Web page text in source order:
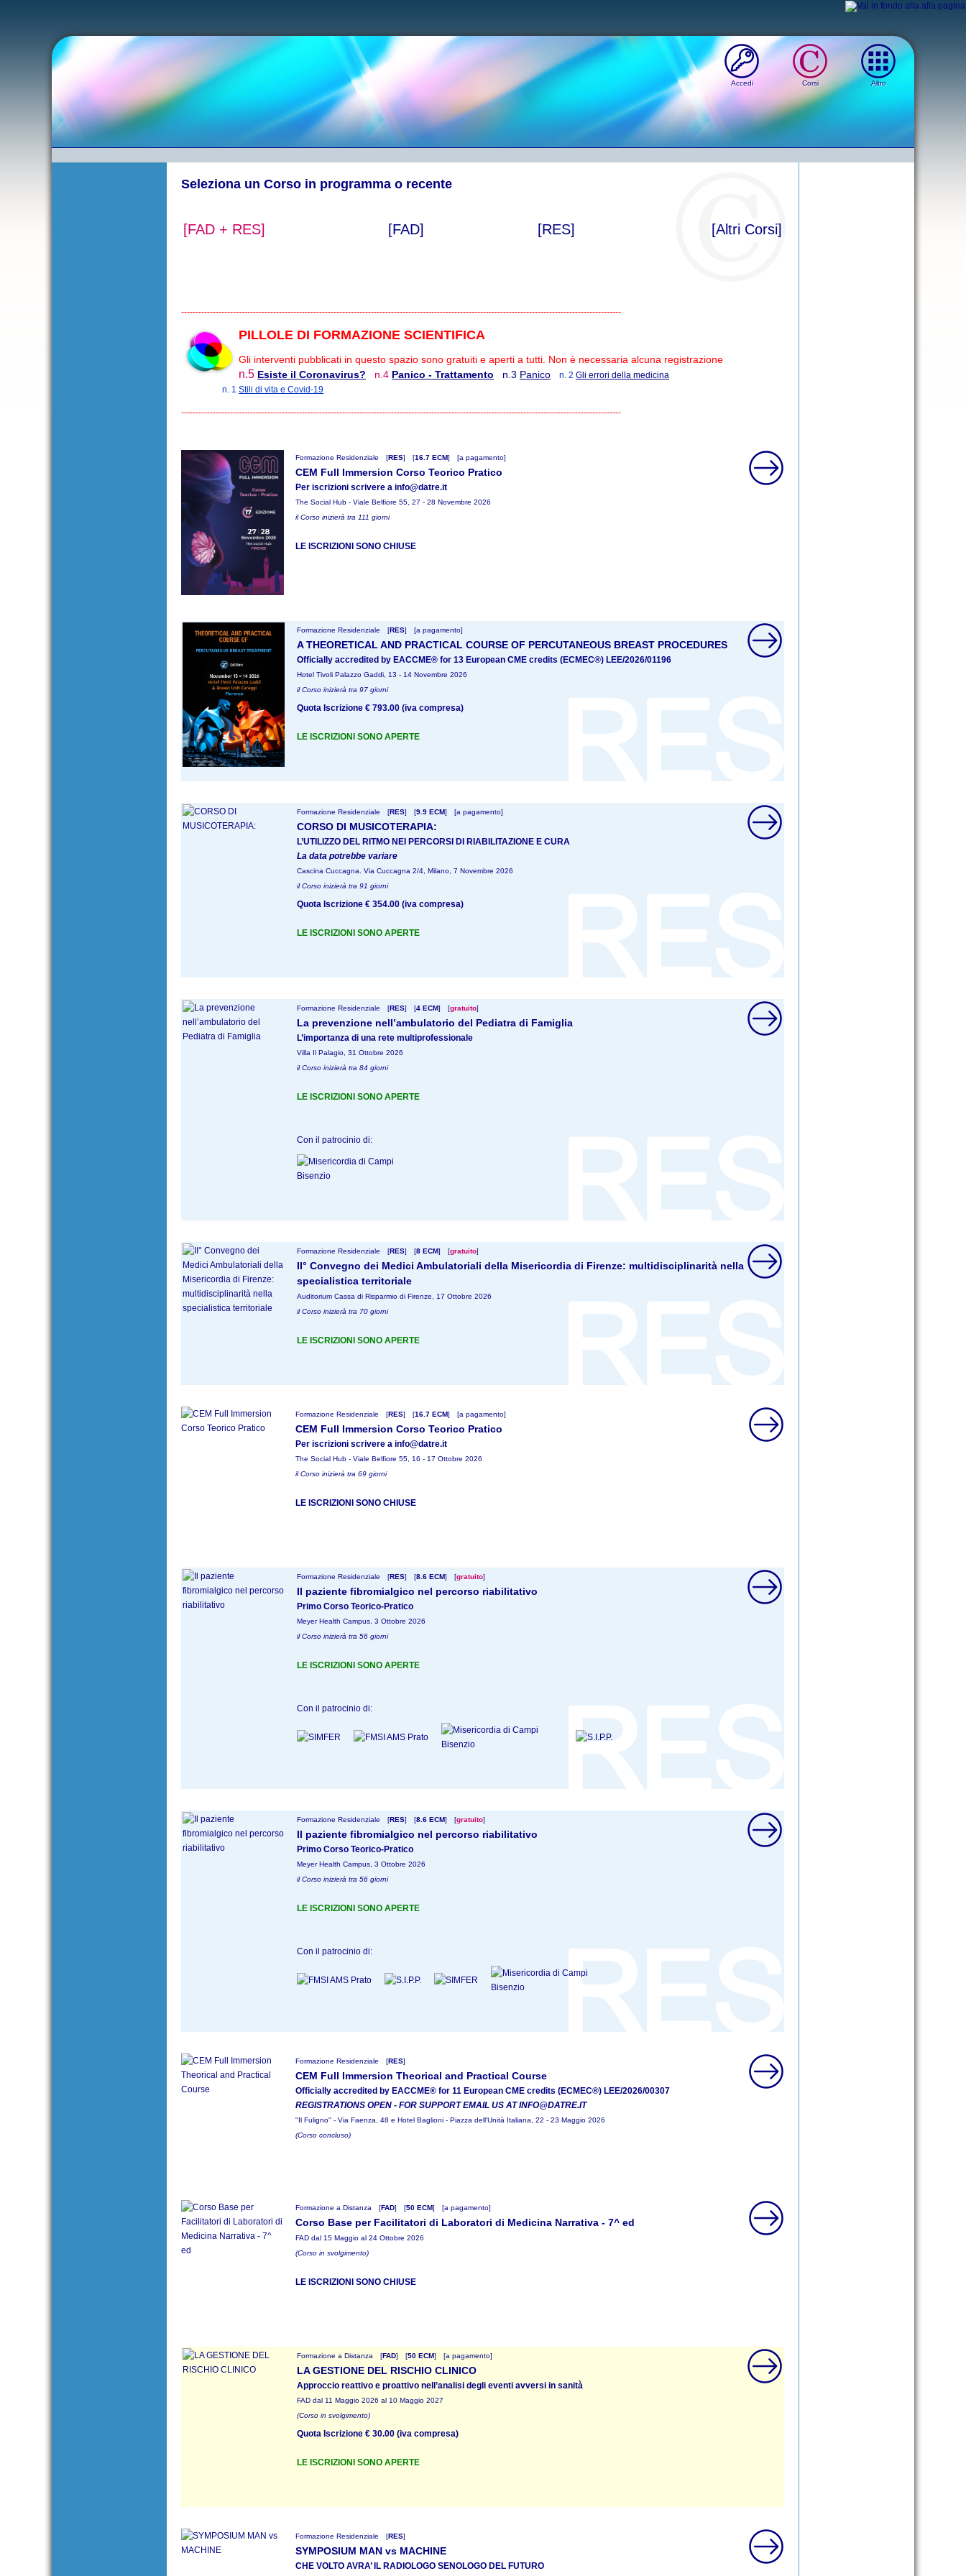
Accedi Corsi Altro
Seleziona un Corso in programma o recente
[FAD + RES] [FAD] [RES] [Altri Corsi]
---------------------------------------------------------------------------------------------------------------------------------------------------------
PILLOLE DI FORMAZIONE SCIENTIFICA
Gli interventi pubblicati in questo spazio sono gratuiti e aperti a tutti. Non è necessaria alcuna registrazione
n.5 Esiste il Coronavirus? n.4 Panico - Trattamento n.3 Panico n. 2 Gli errori della medicina
n. 1 Stili di vita e Covid-19
---------------------------------------------------------------------------------------------------------------------------------------------------------
Formazione Residenziale [RES] [16.7 ECM] [a pagamento]
CEM Full Immersion Corso Teorico Pratico
Per iscrizioni scrivere a info@datre.it
The Social Hub - Viale Belfiore 55, 27 - 28 Novembre 2026
il Corso inizierà tra 111 giorni
LE ISCRIZIONI SONO CHIUSE
Formazione Residenziale [RES] [a pagamento]
A THEORETICAL AND PRACTICAL COURSE OF PERCUTANEOUS BREAST PROCEDURES
Officially accredited by EACCME® for 13 European CME credits (ECMEC®) LEE/2026/01196
Hotel Tivoli Palazzo Gaddi, 13 - 14 Novembre 2026
il Corso inizierà tra 97 giorni
Quota Iscrizione € 793.00 (iva compresa)
LE ISCRIZIONI SONO APERTE
Formazione Residenziale [RES] [9.9 ECM] [a pagamento]
CORSO DI MUSICOTERAPIA:
L’UTILIZZO DEL RITMO NEI PERCORSI DI RIABILITAZIONE E CURA
La data potrebbe variare
Cascina Cuccagna. Via Cuccagna 2/4, Milano, 7 Novembre 2026
il Corso inizierà tra 91 giorni
Quota Iscrizione € 354.00 (iva compresa)
LE ISCRIZIONI SONO APERTE
Formazione Residenziale [RES] [4 ECM] [gratuito]
La prevenzione nell’ambulatorio del Pediatra di Famiglia
L’importanza di una rete multiprofessionale
Villa Il Palagio, 31 Ottobre 2026
il Corso inizierà tra 84 giorni
LE ISCRIZIONI SONO APERTE
Con il patrocinio di:
Formazione Residenziale [RES] [8 ECM] [gratuito]
II° Convegno dei Medici Ambulatoriali della Misericordia di Firenze: multidisciplinarità nella
specialistica territoriale
Auditorium Cassa di Risparmio di Firenze, 17 Ottobre 2026
il Corso inizierà tra 70 giorni
LE ISCRIZIONI SONO APERTE
Formazione Residenziale [RES] [16.7 ECM] [a pagamento]
CEM Full Immersion Corso Teorico Pratico
Per iscrizioni scrivere a info@datre.it
The Social Hub - Viale Belfiore 55, 16 - 17 Ottobre 2026
il Corso inizierà tra 69 giorni
LE ISCRIZIONI SONO CHIUSE
Formazione Residenziale [RES] [8.6 ECM] [gratuito]
Il paziente fibromialgico nel percorso riabilitativo
Primo Corso Teorico-Pratico
Meyer Health Campus, 3 Ottobre 2026
il Corso inizierà tra 56 giorni
LE ISCRIZIONI SONO APERTE
Con il patrocinio di:
Formazione Residenziale [RES] [8.6 ECM] [gratuito]
Il paziente fibromialgico nel percorso riabilitativo
Primo Corso Teorico-Pratico
Meyer Health Campus, 3 Ottobre 2026
il Corso inizierà tra 56 giorni
LE ISCRIZIONI SONO APERTE
Con il patrocinio di:
Formazione Residenziale [RES]
CEM Full Immersion Theorical and Practical Course
Officially accredited by EACCME® for 11 European CME credits (ECMEC®) LEE/2026/00307
REGISTRATIONS OPEN - FOR SUPPORT EMAIL US AT INFO@DATRE.IT
"Il Fuligno" - Via Faenza, 48 e Hotel Baglioni - Piazza dell'Unità Italiana, 22 - 23 Maggio 2026
(Corso concluso)
Formazione a Distanza [FAD] [50 ECM] [a pagamento]
Corso Base per Facilitatori di Laboratori di Medicina Narrativa - 7^ ed
FAD dal 15 Maggio al 24 Ottobre 2026
(Corso in svolgimento)
LE ISCRIZIONI SONO CHIUSE
Formazione a Distanza [FAD] [50 ECM] [a pagamento]
LA GESTIONE DEL RISCHIO CLINICO
Approccio reattivo e proattivo nell’analisi degli eventi avversi in sanità
FAD dal 11 Maggio 2026 al 10 Maggio 2027
(Corso in svolgimento)
Quota Iscrizione € 30.00 (iva compresa)
LE ISCRIZIONI SONO APERTE
Formazione Residenziale [RES]
SYMPOSIUM MAN vs MACHINE
CHE VOLTO AVRA’ IL RADIOLOGO SENOLOGO DEL FUTURO